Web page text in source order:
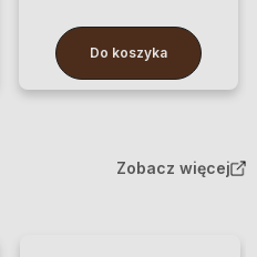
Do koszyka
Zobacz więcej